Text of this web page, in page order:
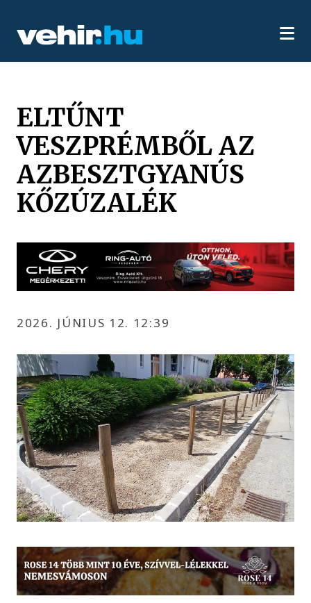
ELTŰNT
VESZPRÉMBŐL AZ
AZBESZTGYANÚS
KŐZÚZALÉK
2026. JÚNIUS 12. 12:39